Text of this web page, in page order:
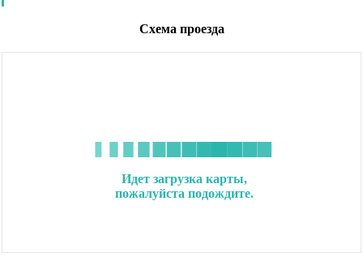
Схема проезда